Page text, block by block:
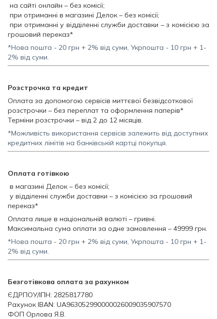
на сайті онлайн – без комісії;
при отриманні в магазині Делок – без комісії;
при отриманні у відділенні служби доставки – з комісією за
грошовий переказ*
*Нова пошта - 20 грн + 2% від суми, Укрпошта - 10 грн + 1-
2% від суми.
Розстрочка та кредит
Оплата за допомогою сервісів миттєвої безвідсоткової
розстрочки – без переплат та оформлення паперів*
Терміни розстрочки – від 2 до 12 місяців.
*Можливість використання сервісів залежить від доступних
кредитних лімітів на банківській картці покупця.
Оплата готівкою
в магазині Делок – без комісії;
у відділенні служби доставки – з комісією за грошовий
переказ*
Оплата лише в національній валюті – гривні.
Максимальна сума оплати за одне замовлення – 49999 грн.
*Нова пошта - 20 грн + 2% від суми, Укрпошта - 10 грн + 1-
2% від суми.
Безготівкова оплата за рахунком
ЄДРПОУ/ІПН: 2825817780
Рахунок IBAN: UA963052990000026009035907570
ФОП Орлова Я.В.